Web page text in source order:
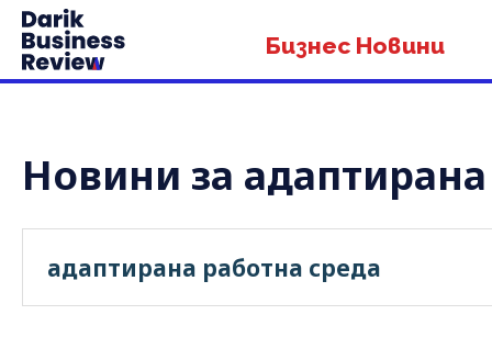
Бизнес Новини
Новини за